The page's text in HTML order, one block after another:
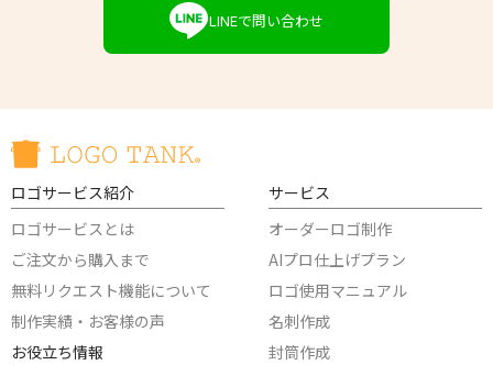
LINEで問い合わせ
ロゴサービス紹介
ロゴサービスとは
ご注文から購入まで
無料リクエスト機能について
制作実績・お客様の声
お役立ち情報
サービス
オーダーロゴ制作
AIプロ仕上げプラン
ロゴ使用マニュアル
名刺作成
封筒作成